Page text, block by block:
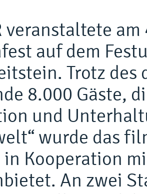
veranstaltete
auf dem
Trotz des
8.000 Gäste,
und
wurde das
in Kooperation
An zwei